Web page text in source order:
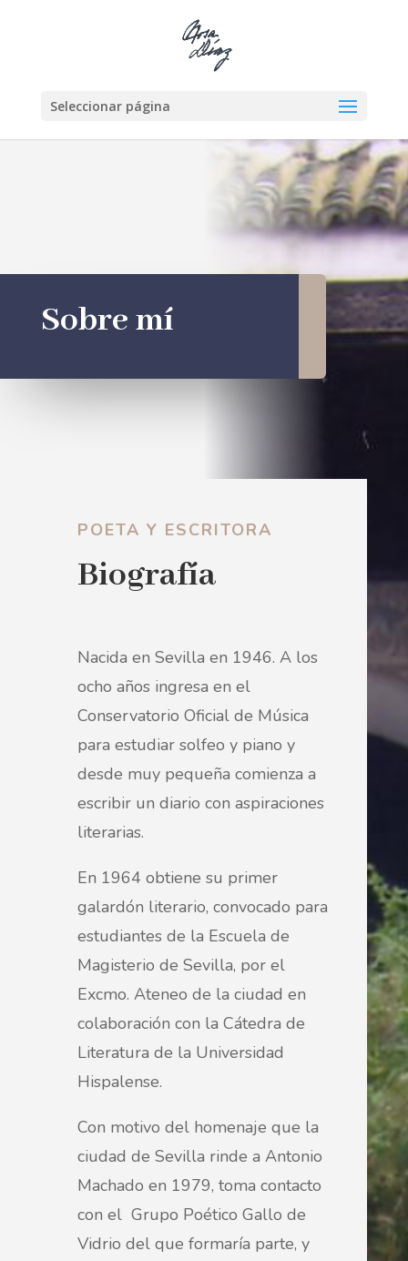
Seleccionar página
Sobre mí
POETA Y ESCRITORA
Biografía
Nacida en Sevilla en 1946. A los
ocho años ingresa en el
Conservatorio Oficial de Música
para estudiar solfeo y piano y
desde muy pequeña comienza a
escribir un diario con aspiraciones
literarias.
En 1964 obtiene su primer
galardón literario, convocado para
estudiantes de la Escuela de
Magisterio de Sevilla, por el
Excmo. Ateneo de la ciudad en
colaboración con la Cátedra de
Literatura de la Universidad
Hispalense.
Con motivo del homenaje que la
ciudad de Sevilla rinde a Antonio
Machado en 1979, toma contacto
con el Grupo Poético Gallo de
Vidrio del que formaría parte, y